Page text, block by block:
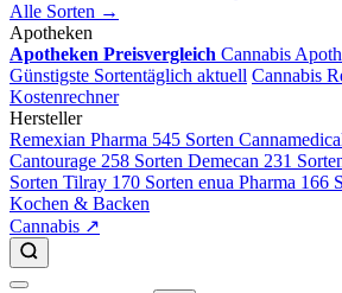
Alle Sorten →
Apotheken
Apotheken Preisvergleich Cannabis
Günstigste Sortentäglich aktuell Cannabis
Kostenrechner
Hersteller
Remexian Pharma 545 Sorten
Cantourage 258 Sorten Demecan 231
Sorten Tilray 170 Sorten enua Pharma 166
Kochen & Backen
Cannabis ↗